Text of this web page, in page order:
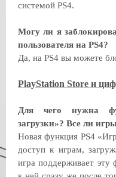
системой PS4.
Могу ли я
пользователя на PS4?
Да, на PS4 вы можете
PlayStation Store и
Для чего нужна
загрузки»? Все ли
Новая функция PS4
доступ к играм,
игра поддерживает